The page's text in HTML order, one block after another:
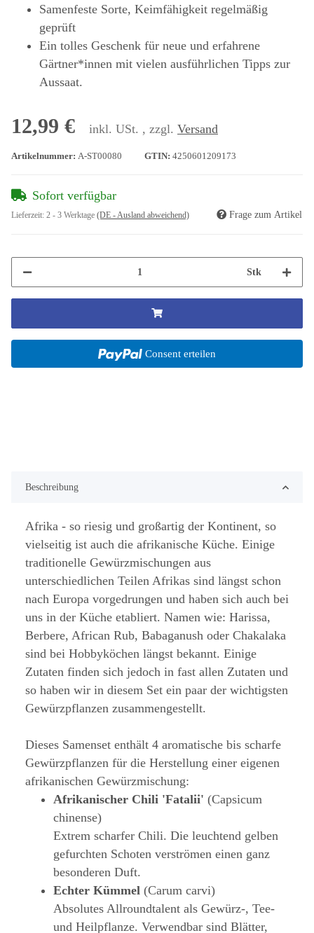
Samenfeste Sorte, Keimfähigkeit regelmäßig
geprüft
Ein tolles Geschenk für neue und erfahrene
Gärtner*innen mit vielen ausführlichen Tipps zur
Aussaat.
12,99 € inkl. USt. , zzgl. Versand
Artikelnummer: A-ST00080 GTIN: 4250601209173
Sofort verfügbar
Lieferzeit: 2 - 3 Werktage (DE - Ausland abweichend) Frage zum Artikel
Stk
Consent erteilen
Beschreibung
Afrika - so riesig und großartig der Kontinent, so
vielseitig ist auch die afrikanische Küche. Einige
traditionelle Gewürzmischungen aus
unterschiedlichen Teilen Afrikas sind längst schon
nach Europa vorgedrungen und haben sich auch bei
uns in der Küche etabliert. Namen wie: Harissa,
Berbere, African Rub, Babaganush oder Chakalaka
sind bei Hobbyköchen längst bekannt. Einige
Zutaten finden sich jedoch in fast allen Zutaten und
so haben wir in diesem Set ein paar der wichtigsten
Gewürzpflanzen zusammengestellt.
Dieses Samenset enthält 4 aromatische bis scharfe
Gewürzpflanzen für die Herstellung einer eigenen
afrikanischen Gewürzmischung:
Afrikanischer Chili 'Fatalii' (Capsicum
chinense)
Extrem scharfer Chili. Die leuchtend gelben
gefurchten Schoten verströmen einen ganz
besonderen Duft.
Echter Kümmel (Carum carvi)
Absolutes Allroundtalent als Gewürz-, Tee-
und Heilpflanze. Verwendbar sind Blätter,